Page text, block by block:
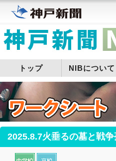
トップ NIBについて
2025.8.7火垂るの墓と戦